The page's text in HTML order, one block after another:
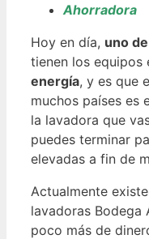
Ahorradora
Hoy en día, uno
tienen los equipos
energía, y es que
muchos países es
la lavadora que
puedes terminar
elevadas a fin de
Actualmente
lavadoras Bodega
poco más de